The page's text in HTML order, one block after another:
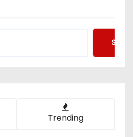
Trending